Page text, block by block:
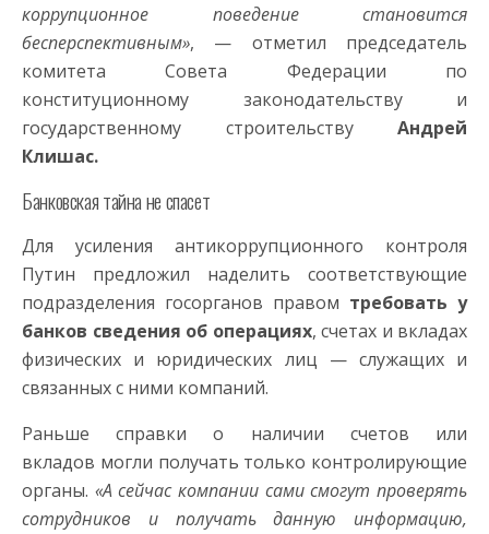
коррупционное поведение становится
бесперспективным», — отметил председатель
комитета Совета Федерации по
конституционному законодательству и
государственному строительству Андрей
Клишас.
Банковская тайна не спасет
Для усиления антикоррупционного контроля
Путин предложил наделить соответствующие
подразделения госорганов правом требовать у
банков сведения об операциях, счетах и вкладах
физических и юридических лиц — служащих и
связанных с ними компаний.
Раньше справки о наличии счетов или
вкладов могли получать только контролирующие
органы. «А сейчас компании сами смогут проверять
сотрудников и получать данную информацию,